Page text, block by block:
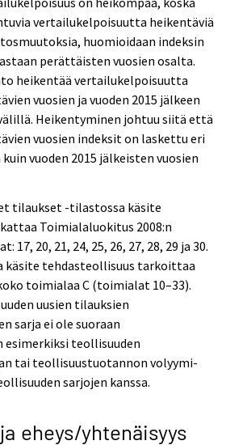
vertailukelpoisuutta heikentäviä
huomioidaan indeksin
perättäisten vuosien osalta.
heikentää vertailukelpoisuutta
vuosien ja vuoden 2015 jälkeen
Heikentyminen johtuu siitä että
vuosien indeksit on laskettu eri
vuoden 2015 jälkeisten vuosien
tilaukset -tilastossa käsite
Toimialaluokitus 2008:n
17, 20, 21, 24, 25, 26, 27, 28, 29 ja 30.
käsite tehdasteollisuus tarkoittaa
toimialaa C (toimialat 10–33).
uusien tilauksien
sarja ei ole suoraan
teollisuuden
tai teollisuustuotannon volyymi-
sarjojen kanssa.
eheys/yhtenäisyys